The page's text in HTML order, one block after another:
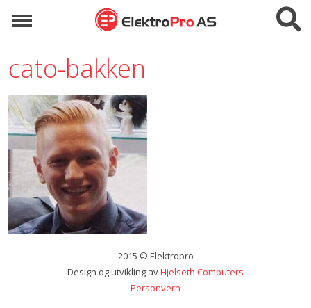
innhold
Vis/skjul
cato-bakken
2015 © Elektropro
Design og utvikling avHjelseth Computers
Personvern